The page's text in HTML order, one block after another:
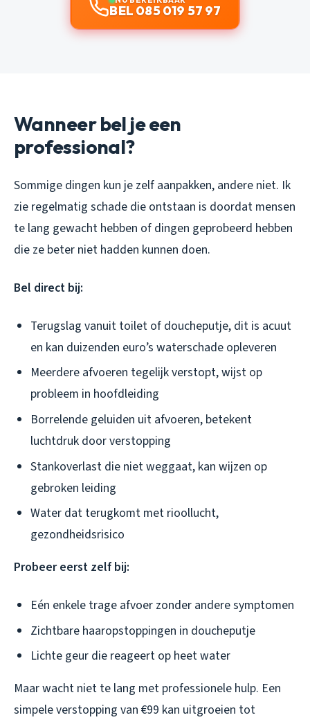
BEL 085 019 57 97
Wanneer bel je een
professional?
Sommige dingen kun je zelf aanpakken, andere niet. Ik
zie regelmatig schade die ontstaan is doordat mensen
te lang gewacht hebben of dingen geprobeerd hebben
die ze beter niet hadden kunnen doen.
Bel direct bij:
Terugslag vanuit toilet of doucheputje, dit is acuut
en kan duizenden euro’s waterschade opleveren
Meerdere afvoeren tegelijk verstopt, wijst op
probleem in hoofdleiding
Borrelende geluiden uit afvoeren, betekent
luchtdruk door verstopping
Stankoverlast die niet weggaat, kan wijzen op
gebroken leiding
Water dat terugkomt met rioollucht,
gezondheidsrisico
Probeer eerst zelf bij:
Eén enkele trage afvoer zonder andere symptomen
Zichtbare haaropstoppingen in doucheputje
Lichte geur die reageert op heet water
Maar wacht niet te lang met professionele hulp. Een
simpele verstopping van €99 kan uitgroeien tot